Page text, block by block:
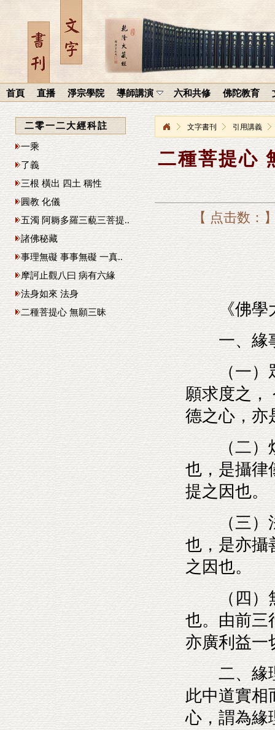
首頁 直播 淨宗學院 導師講演 六和共修 佛陀教育
二零一二大經科註
一乘
了義
三根 橫出 四土 稱性
圓教 化儀
五濁 阿耨多羅三藐三菩提..
諸佛秘藏
事理無礙 事事無礙 一真..
摩訶止觀八曰 病有六緣
法身如來 法身
二種菩提心 無願三昧
文字書刊 引用講義
二種菩提心
【 点击数：
《佛學大
一、緣事
（一）眾
願求度之，
德之心，亦
（二）煩
也，是攝律
提之因也。
（三）法
也，是亦攝
之因也。
（四）無
也。由前三
亦廣利益一
二、緣理
此中道實相
心，謂為緣